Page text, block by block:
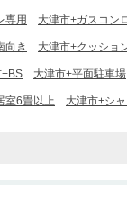
専用 大津市+ガスコン
向き 大津市+クッショ
+BS 大津市+平面駐車場
室6畳以上 大津市+シ